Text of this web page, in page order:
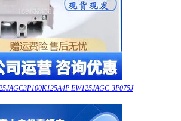
EW125JAGC-3P075J